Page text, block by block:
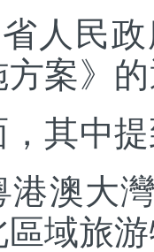
人民
案》
其中提
大灣
域旅